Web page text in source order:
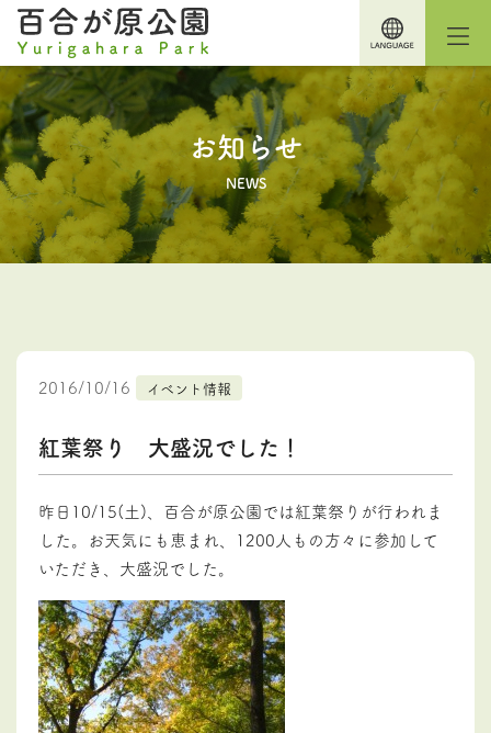
お知らせ
NEWS
2016/10/16 イベント情報
紅葉祭り 大盛況でした！
昨日10/15(土)、百合が原公園では紅葉祭りが行われま
した。お天気にも恵まれ、1200人もの方々に参加して
いただき、大盛況でした。